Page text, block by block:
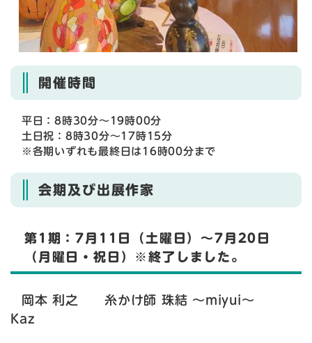
開催時間
平日：8時30分〜19時00分
土日祝：8時30分〜17時15分
※各期いずれも最終日は16時00分まで
会期及び出展作家
第1期：7月11日（土曜日）〜7月20日
（月曜日・祝日）​※終了しました。
岡本 利之 糸かけ師 珠結 〜miyui〜
Kaz